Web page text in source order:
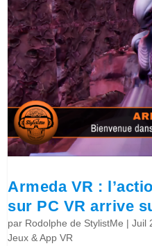
Armeda VR :
sur PC VR arrive
par Rodolphe de StylistMe |Juil
Jeux & App VR